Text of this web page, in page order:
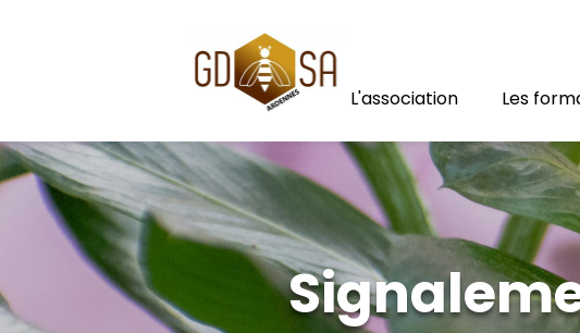
L'association Les